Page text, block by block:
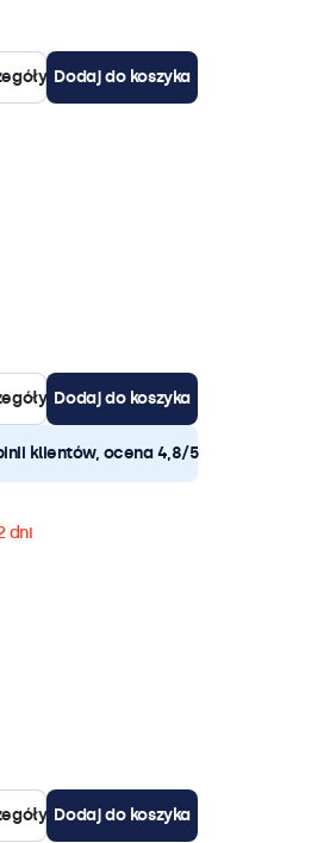
Dodaj do koszyka
Dodaj do koszyka
klientów, ocena 4,8/5
dni
Dodaj do koszyka